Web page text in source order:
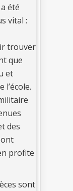
été
vital :
trouver
que
et
l’école.
des
profite
sont